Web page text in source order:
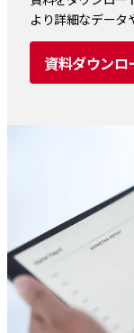
より詳細なデータ
資料ダウンロ